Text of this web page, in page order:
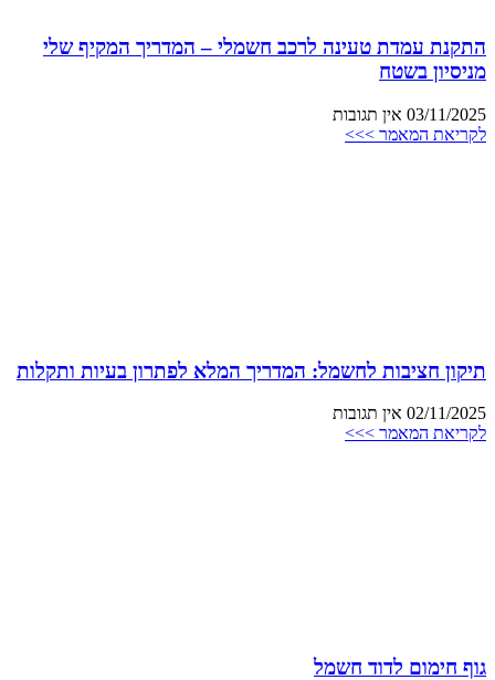
התקנת עמדת טעינה לרכב חשמלי – המדריך המקיף שלי
מניסיון בשטח
03/11/2025 אין תגובות
לקריאת המאמר >>>
תיקון חציבות לחשמל: המדריך המלא לפתרון בעיות ותקלות
02/11/2025 אין תגובות
לקריאת המאמר >>>
גוף חימום לדוד חשמל